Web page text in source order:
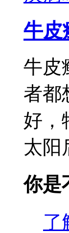
牛皮
牛皮
者都
好，
太阳
你是
了